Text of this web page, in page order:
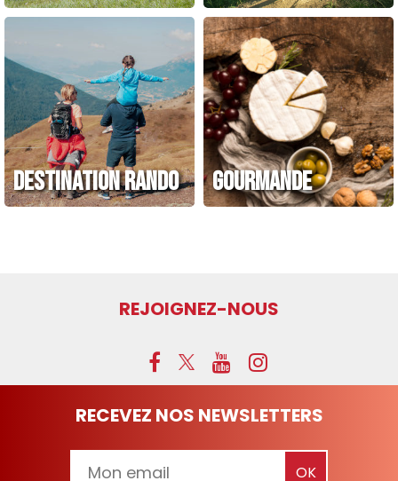
DESTINATION RANDO GOURMANDE
REJOIGNEZ-NOUS
RECEVEZ NOS NEWSLETTERS